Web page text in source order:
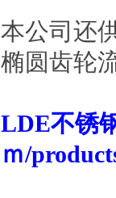
本公司还
椭圆齿轮
LDE不锈
ｍ/